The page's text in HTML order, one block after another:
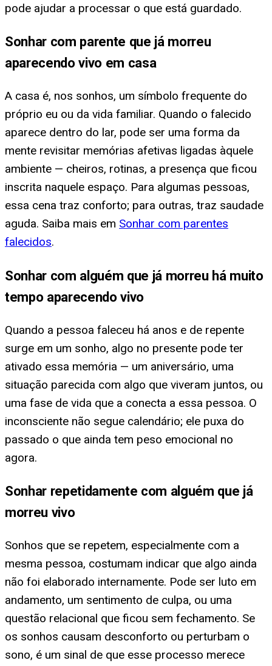
pode ajudar a processar o que está guardado.
Sonhar com parente que já morreu
aparecendo vivo em casa
A casa é, nos sonhos, um símbolo frequente do
próprio eu ou da vida familiar. Quando o falecido
aparece dentro do lar, pode ser uma forma da
mente revisitar memórias afetivas ligadas àquele
ambiente — cheiros, rotinas, a presença que ficou
inscrita naquele espaço. Para algumas pessoas,
essa cena traz conforto; para outras, traz saudade
aguda. Saiba mais em Sonhar com parentes
falecidos.
Sonhar com alguém que já morreu há muito
tempo aparecendo vivo
Quando a pessoa faleceu há anos e de repente
surge em um sonho, algo no presente pode ter
ativado essa memória — um aniversário, uma
situação parecida com algo que viveram juntos, ou
uma fase de vida que a conecta a essa pessoa. O
inconsciente não segue calendário; ele puxa do
passado o que ainda tem peso emocional no
agora.
Sonhar repetidamente com alguém que já
morreu vivo
Sonhos que se repetem, especialmente com a
mesma pessoa, costumam indicar que algo ainda
não foi elaborado internamente. Pode ser luto em
andamento, um sentimento de culpa, ou uma
questão relacional que ficou sem fechamento. Se
os sonhos causam desconforto ou perturbam o
sono, é um sinal de que esse processo merece